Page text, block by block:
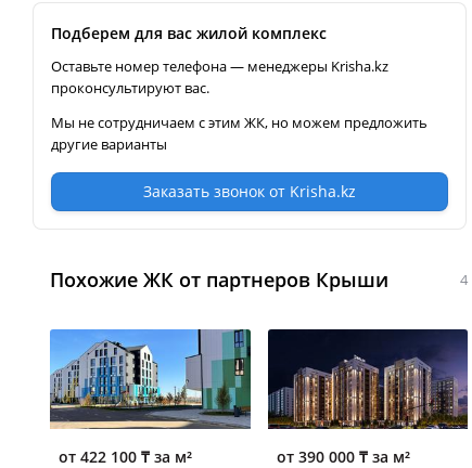
Подберем для вас жилой комплекс
Оставьте номер телефона — менеджеры Krisha.kz
проконсультируют вас.
Мы не сотрудничаем с этим ЖК, но можем предложить
другие варианты
Заказать звонок от Krisha.kz
Похожие ЖК от партнеров Крыши 4
от 422 100 ₸ за м² от 390 000 ₸за м²